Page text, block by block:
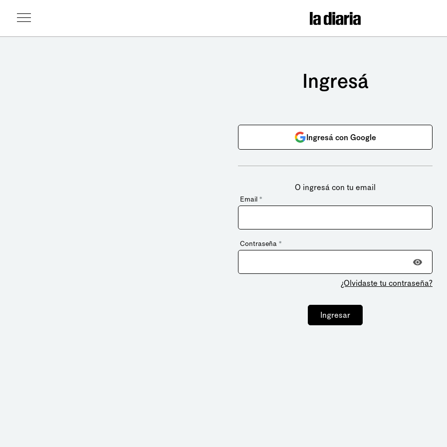
Ingresá
Ingresá con Google
O ingresá con tu email
Email *
Contraseña *
¿Olvidaste tu contraseña?
Ingresar